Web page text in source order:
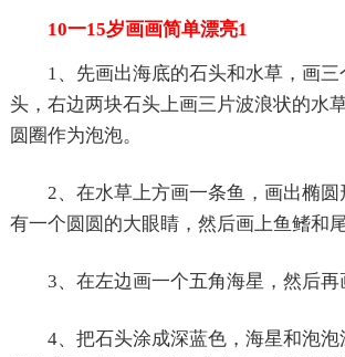
10一15岁画画简单漂亮1
1、先画出海底的石头和水草，画
头，右边两块石头上画三片波浪状的水
圆圈作为泡泡。
2、在水草上方画一条鱼，画出椭
有一个圆圆的大眼睛，然后画上鱼鳍和尾
3、在左边画一个五角海星，然后再
4、把石头涂成深蓝色，海星和泡